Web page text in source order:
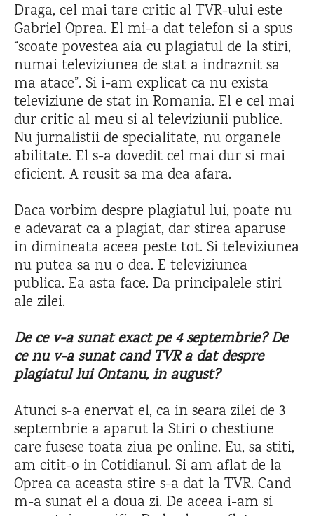
Draga, cel mai tare critic al TVR-ului este
Gabriel Oprea. El mi-a dat telefon si a spus
“scoate povestea aia cu plagiatul de la stiri,
numai televiziunea de stat a indraznit sa
ma atace”. Si i-am explicat ca nu exista
televiziune de stat in Romania. El e cel mai
dur critic al meu si al televiziunii publice.
Nu jurnalistii de specialitate, nu organele
abilitate. El s-a dovedit cel mai dur si mai
eficient. A reusit sa ma dea afara.
Daca vorbim despre plagiatul lui, poate nu
e adevarat ca a plagiat, dar stirea aparuse
in dimineata aceea peste tot. Si televiziunea
nu putea sa nu o dea. E televiziunea
publica. Ea asta face. Da principalele stiri
ale zilei.
De ce v-a sunat exact pe 4 septembrie? De
ce nu v-a sunat cand TVR a dat despre
plagiatul lui Ontanu, in august?
Atunci s-a enervat el, ca in seara zilei de 3
septembrie a aparut la Stiri o chestiune
care fusese toata ziua pe online. Eu, sa stiti,
am citit-o in Cotidianul. Si am aflat de la
Oprea ca aceasta stire s-a dat la TVR. Cand
m-a sunat el a doua zi. De aceea i-am si